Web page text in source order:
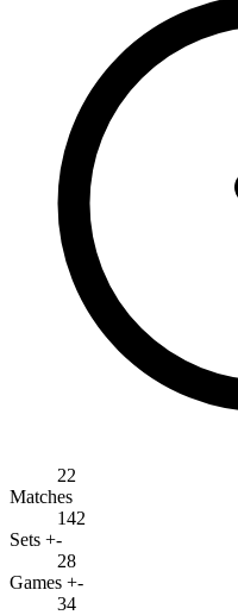
22
Matches
142
Sets +-
28
Games +-
34